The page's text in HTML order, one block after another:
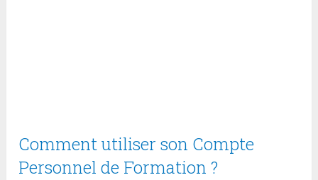
Comment utiliser son Compte
Personnel de Formation ?